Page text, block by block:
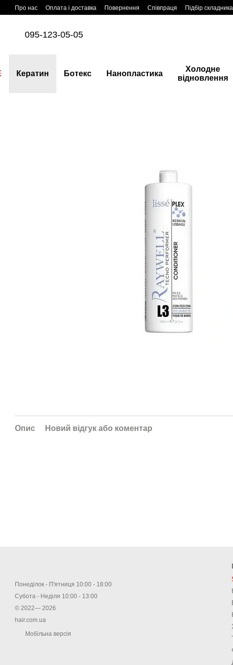
Перейти до основного контенту
Про нас Оплата і доставка Повернення Співпраця Підбір складника
095-123-05-05
Кератин Ботекс Нанопластика
Холодне
відновлення
Опис Новий відгук або коментар
Понеділок - П'ятниця 10:00 - 18:00
Субота - Неділя 10:00 - 13:00
© 2022— 2026
hair.com.ua
Мобільна версія